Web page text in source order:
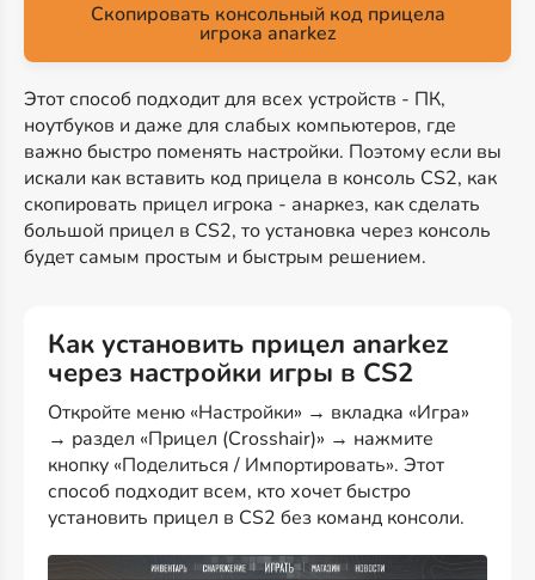
Скопировать консольный код прицела
игрока anarkez
Этот способ подходит для всех устройств - ПК,
ноутбуков и даже для слабых компьютеров, где
важно быстро поменять настройки. Поэтому если вы
искали как вставить код прицела в консоль CS2, как
скопировать прицел игрока - анаркез, как сделать
большой прицел в CS2, то установка через консоль
будет самым простым и быстрым решением.
Как установить прицел anarkez
через настройки игры в CS2
Откройте меню «Настройки» → вкладка «Игра»
→ раздел «Прицел (Crosshair)» → нажмите
кнопку «Поделиться / Импортировать». Этот
способ подходит всем, кто хочет быстро
установить прицел в CS2 без команд консоли.